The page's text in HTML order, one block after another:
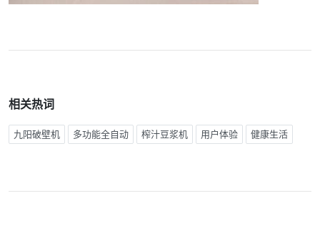
相关热词
九阳破壁机 多功能全自动 榨汁豆浆机 用户体验 健康生活